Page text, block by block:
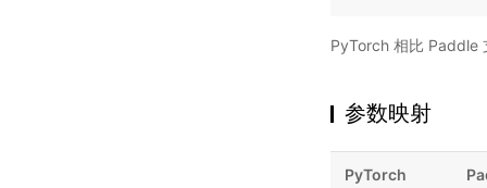
PyTorch 相比 Paddle
参数映射
PyTorch